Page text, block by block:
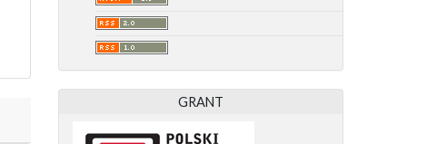
GRANT